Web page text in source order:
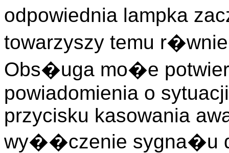
odpowiednia lampka
towarzyszy temu
Obs�uga mo�e
powiadomienia o
przycisku kasowania
wy��czenie sygna�u